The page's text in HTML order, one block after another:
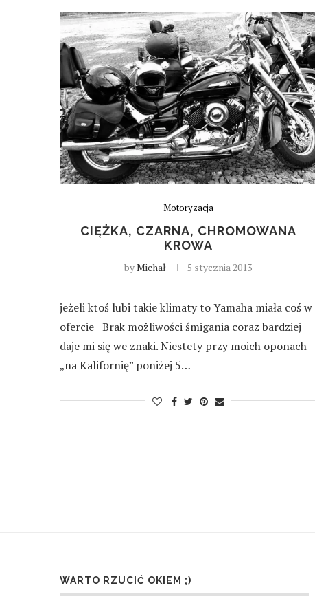
Motoryzacja
CIĘŻKA, CZARNA, CHROMOWANA
KROWA
byMichał 5 stycznia 2013
jeżeli ktoś lubi takie klimaty to Yamaha miała coś w
ofercie Brak możliwości śmigania coraz bardziej
daje mi się we znaki. Niestety przy moich oponach
„na Kalifornię” poniżej 5…
WARTO RZUCIĆ OKIEM ;)